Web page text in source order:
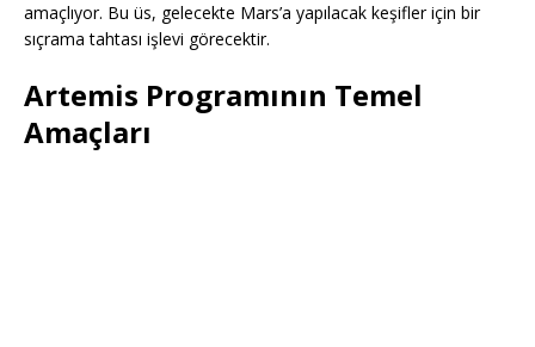
amaçlıyor. Bu üs, gelecekte Mars’a yapılacak keşifler için bir
sıçrama tahtası işlevi görecektir.
Artemis Programının Temel
Amaçları